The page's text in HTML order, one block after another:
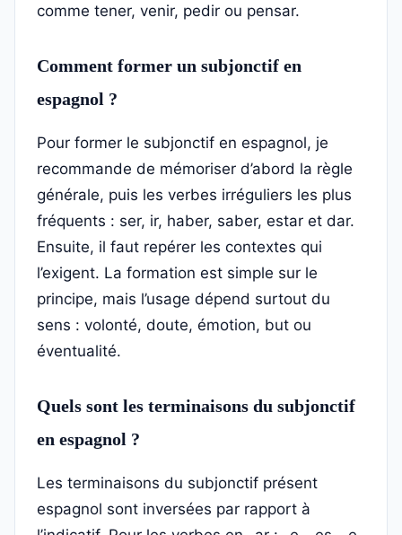
comme tener, venir, pedir ou pensar.
Comment former un subjonctif en
espagnol ?
Pour former le subjonctif en espagnol, je
recommande de mémoriser d’abord la règle
générale, puis les verbes irréguliers les plus
fréquents : ser, ir, haber, saber, estar et dar.
Ensuite, il faut repérer les contextes qui
l’exigent. La formation est simple sur le
principe, mais l’usage dépend surtout du
sens : volonté, doute, émotion, but ou
éventualité.
Quels sont les terminaisons du subjonctif
en espagnol ?
Les terminaisons du subjonctif présent
espagnol sont inversées par rapport à